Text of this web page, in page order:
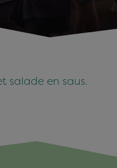
salade en saus.